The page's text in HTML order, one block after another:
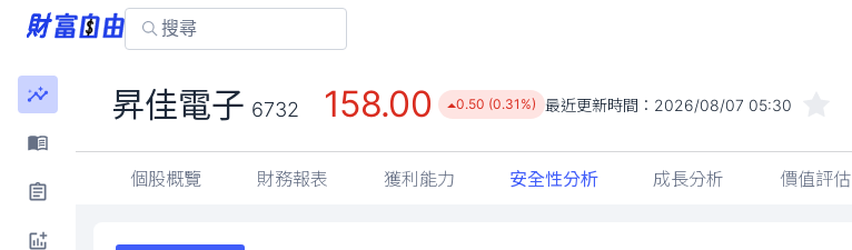
昇佳電子 6732 158.00 0.50 (0.31%) 最近更新時間： 2026/08/07 05:30
個股概覽 財務報表 獲利能力 安全性分析 成長分析 價值評估